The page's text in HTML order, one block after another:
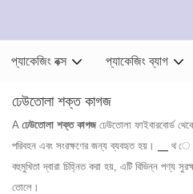
প্যাকেজিং বক্স প্যাকেজিং ব্যাগ
ঢেউতোলা শক্ত কাগজ
A ঢেউতোলা শক্ত কাগজ ঢেউতোলা ফাইবারবোর্ড
পরিবহন এবং সংরক্ষণের জন্য ব্যবহৃত হয়। ▁ থ ে
বহুমুখিতা দ্বারা চিহ্নিত করা হয়, এটি বিভিন্ন পণ্য
তোলে।